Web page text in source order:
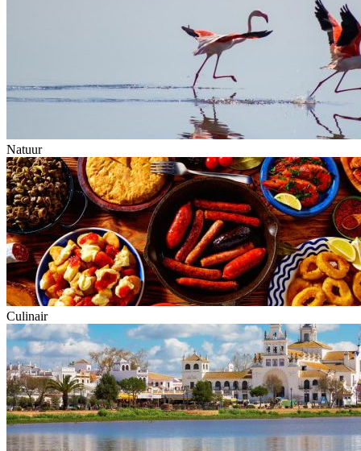
Natuur
Culinair